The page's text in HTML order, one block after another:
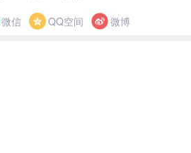
微信 QQ空间 微博